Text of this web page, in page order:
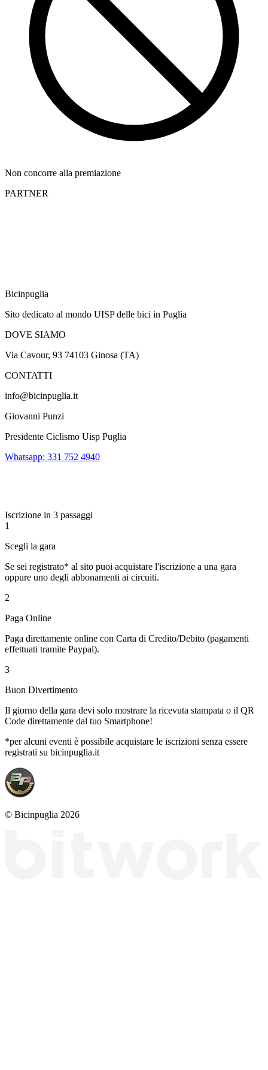
Non concorre alla premiazione
PARTNER
Bicinpuglia
Sito dedicato al mondo UISP delle bici in Puglia
DOVE SIAMO
Via Cavour, 93 74103 Ginosa (TA)
CONTATTI
info@bicinpuglia.it
Giovanni Punzi
Presidente Ciclismo Uisp Puglia
Whatsapp: 331 752 4940
Iscrizione in 3 passaggi
1
Scegli la gara
Se sei registrato* al sito puoi acquistare l'iscrizione a una gara
oppure uno degli abbonamenti ai circuiti.
2
Paga Online
Paga direttamente online con Carta di Credito/Debito (pagamenti
effettuati tramite Paypal).
3
Buon Divertimento
Il giorno della gara devi solo mostrare la ricevuta stampata o il QR
Code direttamente dal tuo Smartphone!
*per alcuni eventi è possibile acquistare le iscrizioni senza essere
registrati su bicinpuglia.it
© Bicinpuglia 2026